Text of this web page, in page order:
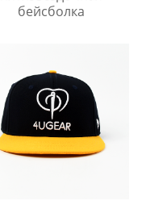
бейсболка